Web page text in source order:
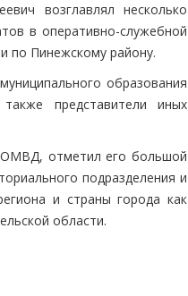
возглавлял несколько
в оперативно-служебной
по Пинежскому району.
образования
представители иных
ОМВД, отметил его большой
подразделения и
и страны города как
области.